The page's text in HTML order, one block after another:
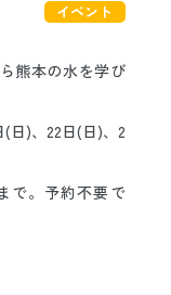
イベント
熊本の水を学び
)、22日(日)、2
で。予約不要で